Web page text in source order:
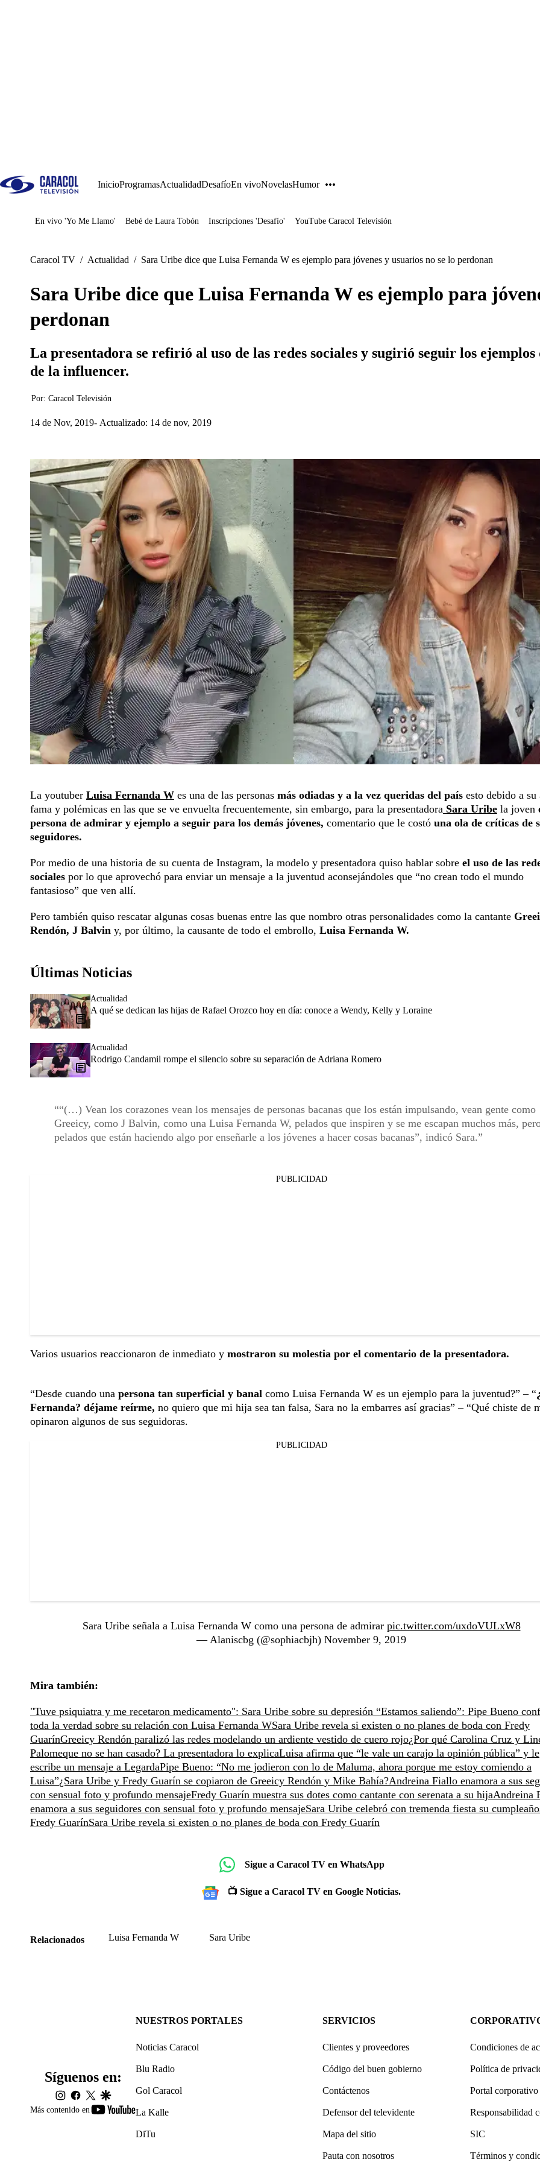
InicioProgramasActualidadDesafíoEn vivoNovelasHumor
Juegos
En vivo 'Yo Me Llamo' Bebé de Laura Tobón Inscripciones 'Desafío' YouTube Caracol Televisión
Caracol TV / Actualidad / Sara Uribe dice que Luisa Fernanda W es ejemplo para jóvenes y usuarios no se lo perdonan
Sara Uribe dice que Luisa Fernanda W es ejemplo para
perdonan
La presentadora se refirió al uso de las redes sociales y sugirió seguir los
de la influencer.
Por: Caracol Televisión
14 de Nov, 2019 Actualizado: 14 de nov, 2019
La youtuber Luisa Fernanda W es una de las personas más odiadas y a la vez queridas del país esto debido a
fama y polémicas en las que se ve envuelta frecuentemente, sin embargo, para la presentadora Sara Uribe la joven
persona de admirar y ejemplo a seguir para los demás jóvenes, comentario que le costó una ola de críticas de
seguidores.
Por medio de una historia de su cuenta de Instagram, la modelo y presentadora quiso hablar sobre el uso de las
sociales por lo que aprovechó para enviar un mensaje a la juventud aconsejándoles que “no crean todo el mundo
fantasioso” que ven allí.
Pero también quiso rescatar algunas cosas buenas entre las que nombro otras personalidades como la cantante
Rendón, J Balvin y, por último, la causante de todo el embrollo, Luisa Fernanda W.
Últimas Noticias
Actualidad
A qué se dedican las hijas de Rafael Orozco hoy en día: conoce a Wendy, Kelly y Loraine
Actualidad
Rodrigo Candamil rompe el silencio sobre su separación de Adriana Romero
“(…) Vean los corazones vean los mensajes de personas bacanas que los están impulsando, vean gente como
Greeicy, como J Balvin, como una Luisa Fernanda W, pelados que inspiren y se me escapan muchos más,
pelados que están haciendo algo por enseñarle a los jóvenes a hacer cosas bacanas”, indicó Sara.
PUBLICIDAD
Varios usuarios reaccionaron de inmediato y mostraron su molestia por el comentario de la presentadora.
“Desde cuando una persona tan superficial y banal como Luisa Fernanda W es un ejemplo para la juventud?” – “
Fernanda? déjame reírme, no quiero que mi hija sea tan falsa, Sara no la embarres así gracias” – “Qué chiste de
opinaron algunos de sus seguidoras.
PUBLICIDAD
Sara Uribe señala a Luisa Fernanda W como una persona de admirar pic.twitter.com/uxdoVULxW8
— Alaniscbg (@sophiacbjh) November 9, 2019
Mira también:
"Tuve psiquiatra y me recetaron medicamento": Sara Uribe sobre su depresión “Estamos saliendo”: Pipe Bueno
toda la verdad sobre su relación con Luisa Fernanda WSara Uribe revela si existen o no planes de boda con Fredy
GuarínGreeicy Rendón paralizó las redes modelando un ardiente vestido de cuero rojo¿Por qué Carolina Cruz y
Palomeque no se han casado? La presentadora lo explicaLuisa afirma que “le vale un carajo la opinión pública” y le
escribe un mensaje a LegardaPipe Bueno: “No me jodieron con lo de Maluma, ahora porque me estoy comiendo a
Luisa”¿Sara Uribe y Fredy Guarín se copiaron de Greeicy Rendón y Mike Bahía?Andreina Fiallo enamora a sus
con sensual foto y profundo mensajeFredy Guarín muestra sus dotes como cantante con serenata a su hijaAndreina
enamora a sus seguidores con sensual foto y profundo mensajeSara Uribe celebró con tremenda fiesta su
Fredy GuarínSara Uribe revela si existen o no planes de boda con Fredy Guarín
Sigue a Caracol TV en WhatsApp
📺 Sigue a Caracol TV en Google Noticias.
Relacionados Luisa Fernanda W Sara Uribe
Más contenido en
youtube-
Síguenos en:
instagram
facebook
twittergoogle
NUESTROS PORTALES
Noticias Caracol
Blu Radio
Gol Caracol
La Kalle
DiTu
SERVICIOS
Clientes y proveedores
Código del buen gobierno
Contáctenos
Defensor del televidente
Mapa del sitio
Pauta con nosotros
Condiciones de
Política de
Portal corporativo
Responsabilidad
SIC
Términos y